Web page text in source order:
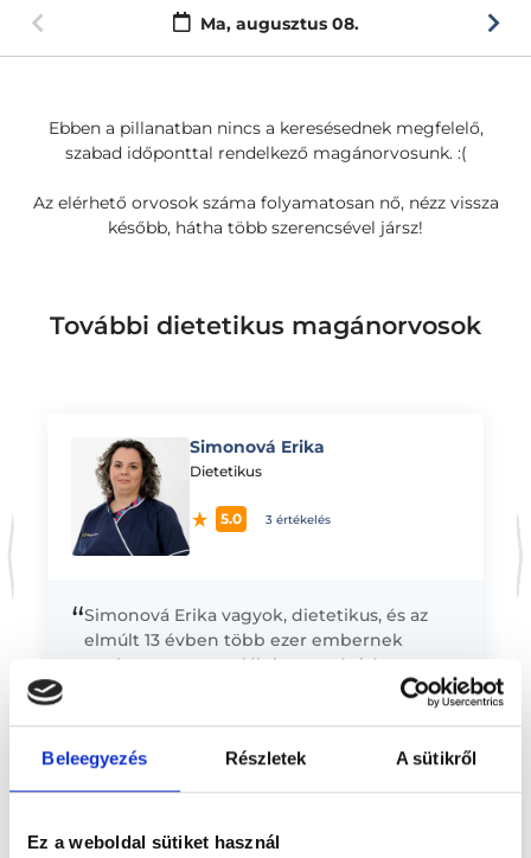
Beleegyezés Részletek A sütikről
Ez a weboldal sütiket használ
Ma, augusztus 08.
Ebben a pillanatban nincs a keresésednek megfelelő,
szabad időponttal rendelkező magánorvosunk. :(
Az elérhető orvosok száma folyamatosan nő, nézz vissza
később, hátha több szerencsével jársz!
További dietetikus magánorvosok
Simonová Erika
Dietetikus
5.0 3 értékelés
“Simonová Erika vagyok, dietetikus, és az
elmúlt 13 évben több ezer embernek
segítettem megtalálni az egyéni és
egészséges táplálkozás útját. Sokoldalú
szakember: Dietetikusként, minőségügyi
Előző* Szakorvos jelölt (rezidens): általános orvosi oklevéllel rendelkező
orvos, aki jogszabályok szerinti szakorvosi szakképesítés
felelősséggel tartozik és azt közvetlenül felügyeli az egészségügyi